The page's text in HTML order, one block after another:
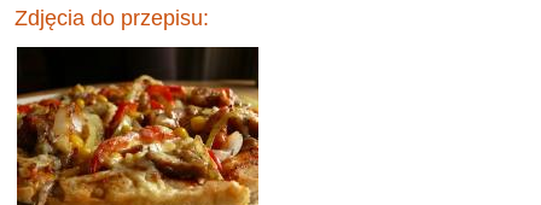
Zdjęcia do przepisu: